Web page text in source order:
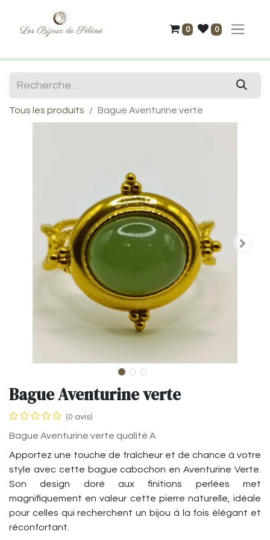
0 0
Tous les produits Bague Aventurine verte
Bague Aventurine verte
(0 avis)
Bague Aventurine verte qualité A
Apportez une touche de fraîcheur et de chance à votre
style avec cette bague cabochon en Aventurine Verte.
Son design doré aux finitions perlées met
magnifiquement en valeur cette pierre naturelle, idéale
pour celles qui recherchent un bijou à la fois élégant et
réconfortant.